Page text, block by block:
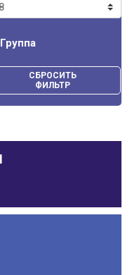
Группа
СБРОСИТЬ
ФИЛЬТР